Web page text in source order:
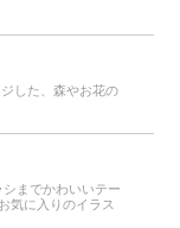
した、森やお花の
までかわいいテー
気に入りのイラス